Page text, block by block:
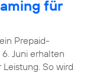
für
Prepaid-
Juni erhalten
So wird